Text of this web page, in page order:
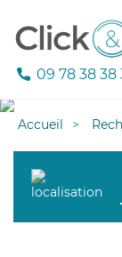
09 78 38 38
Accueil